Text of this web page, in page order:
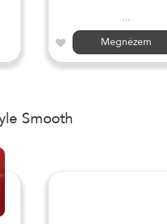
...
Megnézem
Smooth